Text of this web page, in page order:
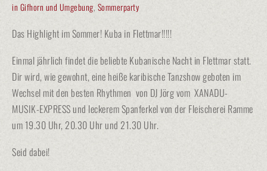
in Gifhorn und Umgebung, Sommerparty
Das Highlight im Sommer! Kuba in Flettmar!!!!!
Einmal jährlich findet die beliebte Kubanische Nacht in Flettmar statt.
Dir wird, wie gewohnt, eine heiße karibische Tanzshow geboten im
Wechsel mit den besten Rhythmen von DJ Jörg vom XANADU-
MUSIK-EXPRESS und leckerem Spanferkel von der Fleischerei Ramme
um 19.30 Uhr, 20.30 Uhr und 21.30 Uhr.
Seid dabei!